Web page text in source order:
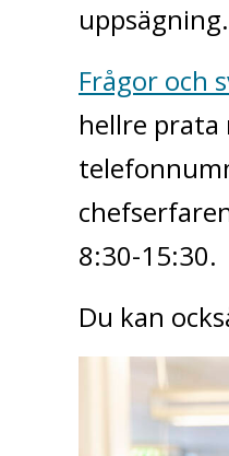
uppsägning.
Frågor och
hellre prata
8:30-15:30.
Du kan